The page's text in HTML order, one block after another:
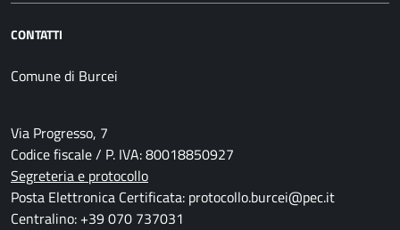
CONTATTI
Comune di Burcei
Via Progresso, 7
Codice fiscale / P. IVA: 80018850927
Segreteria e protocollo
Posta Elettronica Certificata: protocollo.burcei@pec.it
Centralino: +39 070 737031